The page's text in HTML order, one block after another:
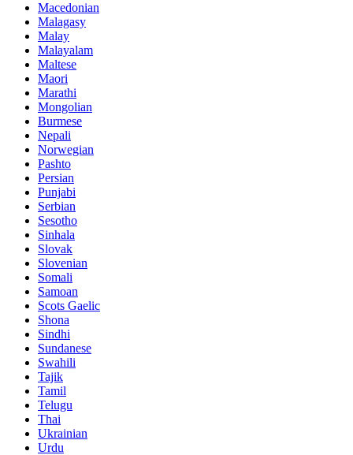
Macedonian
Malagasy
Malay
Malayalam
Maltese
Maori
Marathi
Mongolian
Burmese
Nepali
Norwegian
Pashto
Persian
Punjabi
Serbian
Sesotho
Sinhala
Slovak
Slovenian
Somali
Samoan
Scots Gaelic
Shona
Sindhi
Sundanese
Swahili
Tajik
Tamil
Telugu
Thai
Ukrainian
Urdu